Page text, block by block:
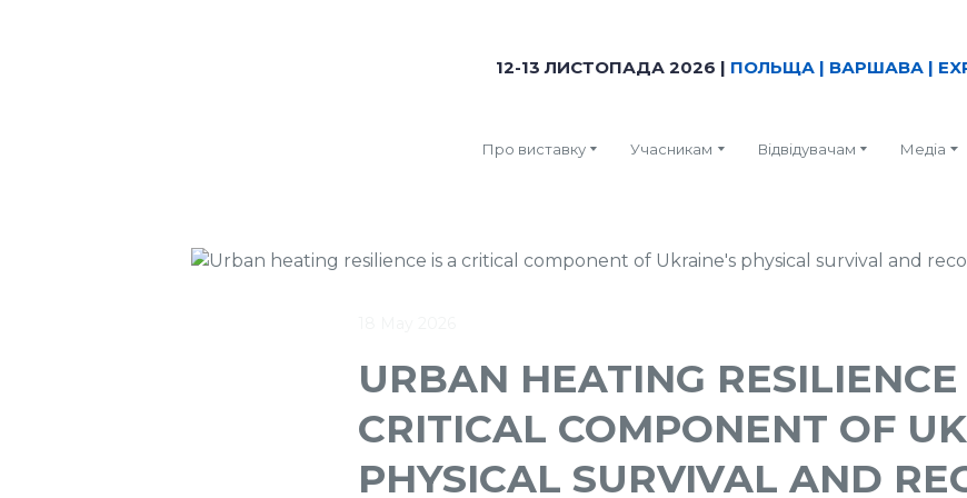
12-13 ЛИСТОПАДА 2026 | ПОЛЬЩА | ВАРШАВА |
Про виставку Учасникам Відвідувачам Медіа
URBAN HEATING
CRITICAL COMPONENT OF
PHYSICAL SURVIVAL AND